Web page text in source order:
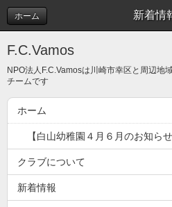
新着情
ホーム
F.C.Vamos
NPO法人F.C.Vamosは川崎市幸区と周辺地
チームです
ホーム
【白山幼稚園４月６月のお知らせ
クラブについて
新着情報